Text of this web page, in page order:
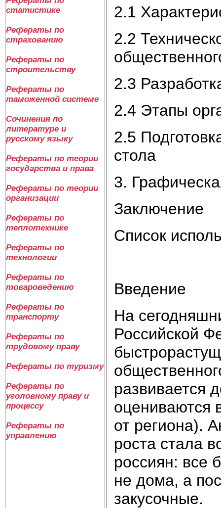
статистике
Рефераты по
страхованию
Рефераты по
строительству
Рефераты по
таможенной системе
Сочинения по
литературе и
русскому языку
Рефераты по теории
государства и права
Рефераты по теории
организации
Рефераты по
теплотехнике
Рефераты по
технологии
Рефераты по
товароведению
Рефераты по
транспорту
Рефераты по
трудовому праву
Рефераты по туризму
Рефераты по
уголовному праву и
процессу
Рефераты по
управлению
2.1
2.2
2.3
2.4 Этапы
2.5
стола
3.
Заключение
Список
Введение
На
Российской
развивается
оцениваются
от региона).
роста стала
россиян: все
не дома, а
закусочные.